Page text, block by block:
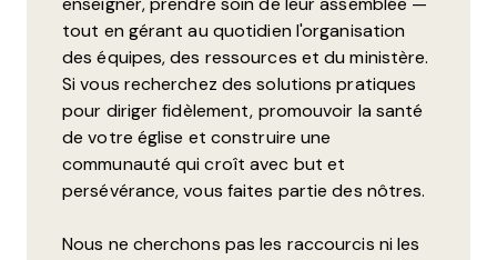
enseigner, prendre soin de leur assemblée —
tout en gérant au quotidien l'organisation
des équipes, des ressources et du ministère.
Si vous recherchez des solutions pratiques
pour diriger fidèlement, promouvoir la santé
de votre église et construire une
communauté qui croît avec but et
persévérance, vous faites partie des nôtres.
Nous ne cherchons pas les raccourcis ni les